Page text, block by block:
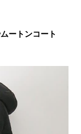
ートンコート